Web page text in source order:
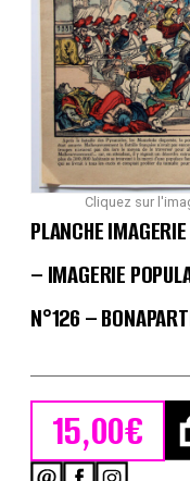
Cliquez sur
PLANCHE
– IMAGERIE
N°126 –
15,00€